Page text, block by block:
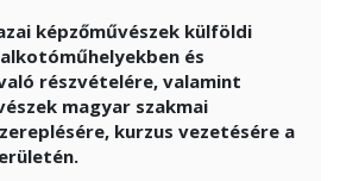
képzőművészek külföldi
és
részvételére, valamint
magyar szakmai
kurzus vezetésére a
.